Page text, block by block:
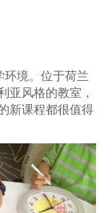
环境。位于荷兰
亚风格的教室，
新课程都很值得